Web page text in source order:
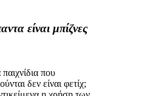
είναι μπίζνες
που
δεν είναι φετίχ;